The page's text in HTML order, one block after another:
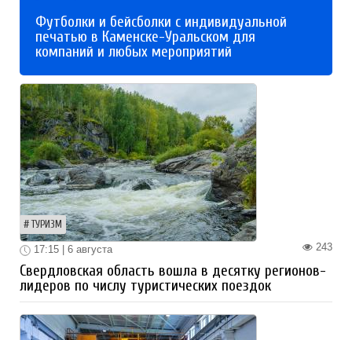
Футболки и бейсболки с индивидуальной
печатью в Каменске-Уральском для
компаний и любых мероприятий
ТУРИЗМ
243
17:15 | 6 августа
Свердловская область вошла в десятку регионов-
лидеров по числу туристических поездок